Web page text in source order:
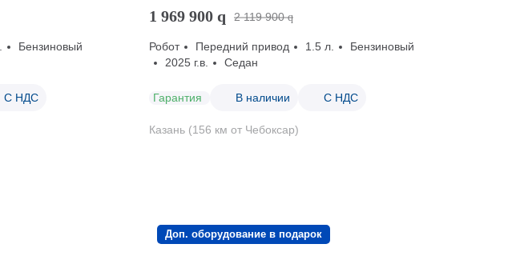
Бензиновый
С НДС
1 969 900 q 2 119 900 q
Робот Передний привод 1.5 л.
Бензиновый
2025 г.в.
Седан
Гарантия В наличии С НДС
Казань (156 км от Чебоксар)
Доп. оборудование в подарок